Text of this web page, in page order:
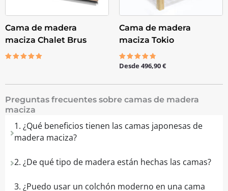
Cama de madera
maciza Chalet Brus
de 5
Cama de madera
maciza Tokio
Valorado
de 5
Desde496,90€
Preguntas frecuentes sobre camas de madera
maciza
1. ¿Qué beneficios tienen las camas japonesas de
madera maciza?
2. ¿De qué tipo de madera están hechas las camas?
3. ¿Puedo usar un colchón moderno en una cama